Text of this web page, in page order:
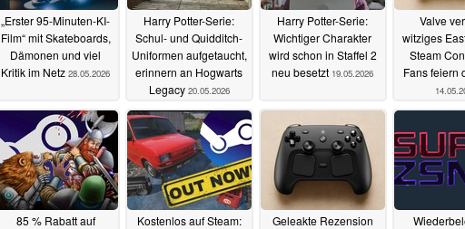
„Erster 95-Minuten-KI-
Film“ mit Skateboards,
Dämonen und viel
Kritik im Netz 28.05.2026
Harry Potter-Serie:
Schul- und Quidditch-
Uniformen aufgetaucht,
erinnern an Hogwarts
Legacy 20.05.2026
Harry Potter-Serie:
Wichtiger Charakter
wird schon in Staffel 2
neu besetzt 19.05.2026
Valve
witziges
Steam
Fans feiern
85 % Rabatt auf
Kostenlos auf Steam:
Geleakte Rezension